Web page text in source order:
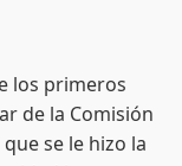
los primeros
de la Comisión
se le hizo la